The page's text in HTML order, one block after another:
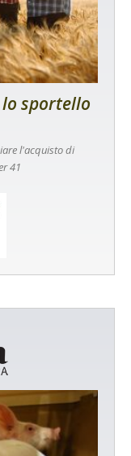
sportello
l'acquisto di
41